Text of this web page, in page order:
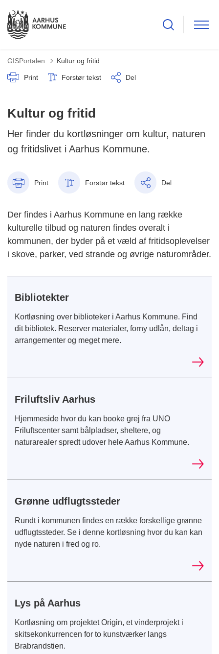
GISPortalen Kultur og fritid
Print Forstør tekst Del
Kultur og fritid
Her finder du kortløsninger om kultur, naturen
og fritidslivet i Aarhus Kommune.
Print Forstør tekst Del
Der findes i Aarhus Kommune en lang række
kulturelle tilbud og naturen findes overalt i
kommunen, der byder på et væld af fritidsoplevelser
i skove, parker, ved strande og øvrige naturområder.
Bibliotekter
Kortløsning over biblioteker i Aarhus Kommune. Find
dit bibliotek. Reserver materialer, forny udlån, deltag i
arrangementer og meget mere.
Friluftsliv Aarhus
Hjemmeside hvor du kan booke grej fra UNO
Friluftscenter samt bålpladser, sheltere, og
naturarealer spredt udover hele Aarhus Kommune.
Grønne udflugtssteder
Rundt i kommunen findes en række forskellige grønne
udflugtssteder. Se i denne kortløsning hvor du kan kan
nyde naturen i fred og ro.
Lys på Aarhus
Kortløsning om projektet Origin, et vinderprojekt i
skitsekonkurrencen for to kunstværker langs
Brabrandstien.